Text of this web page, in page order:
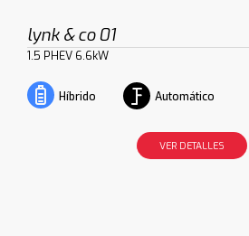
lynk & co 01
1.5 PHEV 6.6kW
Híbrido Automático
VER DETALLES